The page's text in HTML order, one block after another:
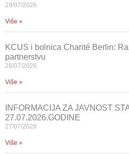
29/07/2026
Više »
KCUS i bolnica Charité Berlin:
partnerstvu
28/07/2026
Više »
INFORMACIJA ZA JAVNOST
27.07.2026.GODINE
27/07/2026
Više »